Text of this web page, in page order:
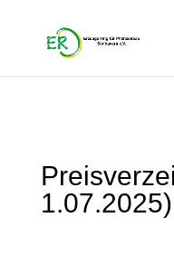
1.07.2025)